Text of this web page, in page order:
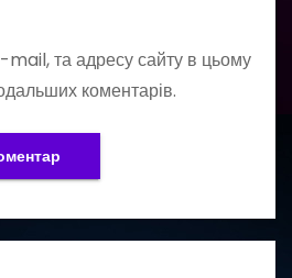
mail, та адресу сайту в цьому
коментарів.